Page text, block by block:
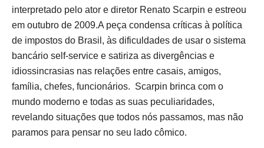
interpretado pelo ator e diretor Renato Scarpin e estreou
em outubro de 2009.A peça condensa críticas à política
de impostos do Brasil, às dificuldades de usar o sistema
bancário self-service e satiriza as divergências e
idiossincrasias nas relações entre casais, amigos,
família, chefes, funcionários. Scarpin brinca com o
mundo moderno e todas as suas peculiaridades,
revelando situações que todos nós passamos, mas não
paramos para pensar no seu lado cômico.